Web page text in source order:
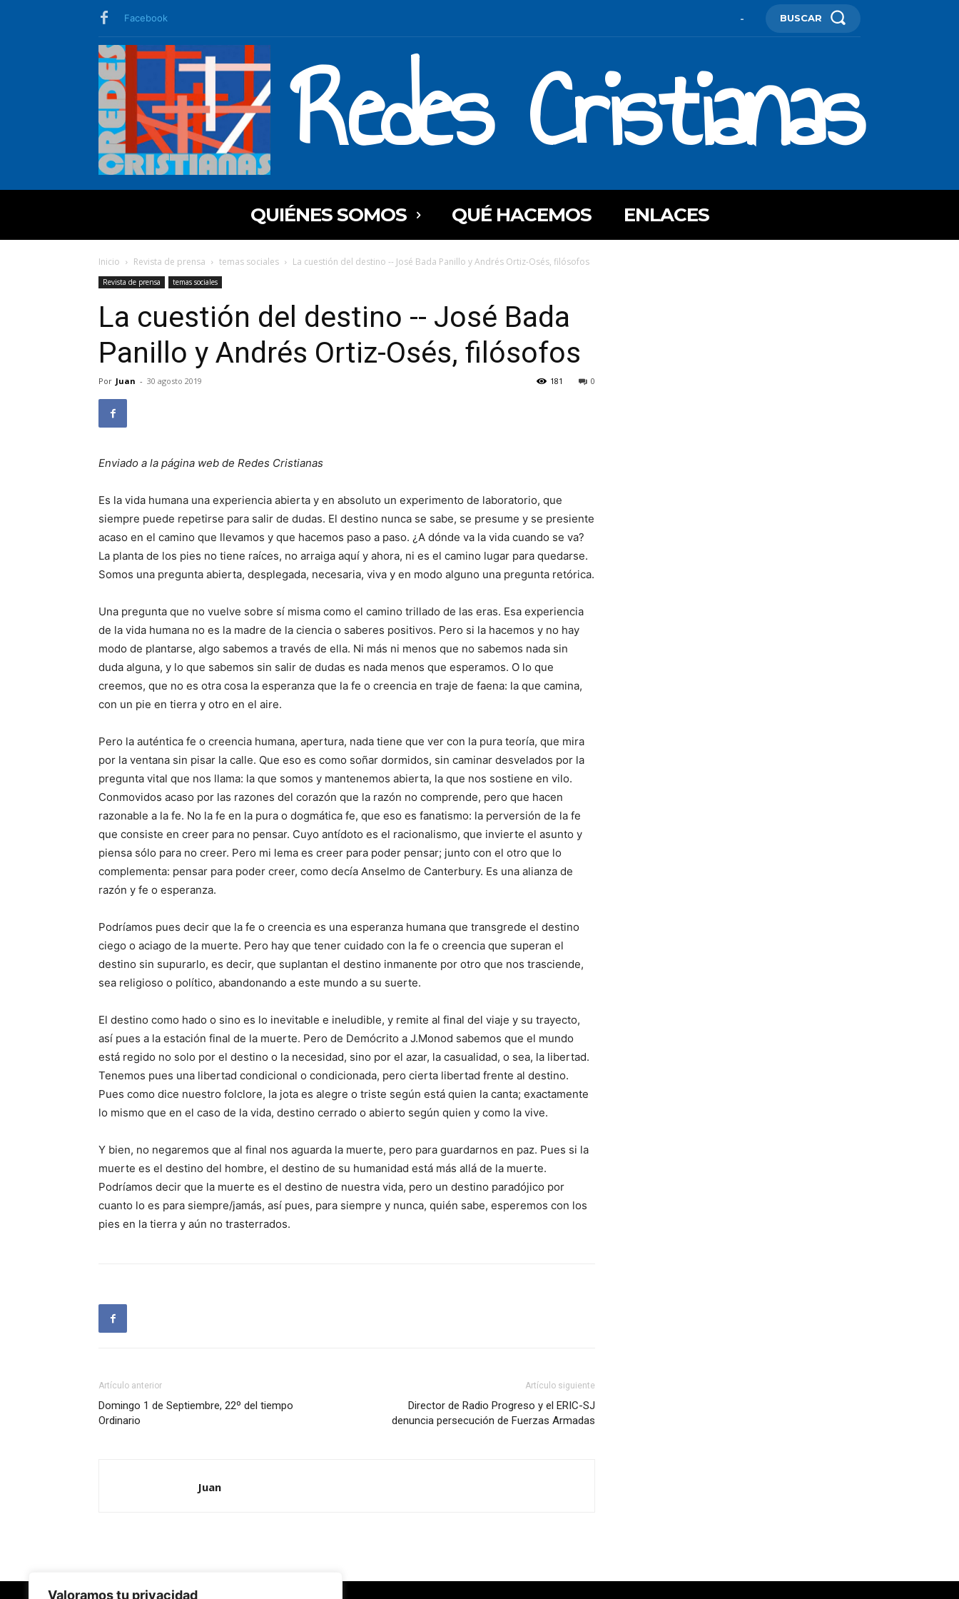
Valoramos tu privacidad
Facebook - BUSCAR
Redes Cristianas
QUIÉNES SOMOS QUÉ HACEMOS ENLACES
Inicio Revista de prensa temas sociales La cuestión del destino -- José Bada Panillo y Andrés Ortiz-Osés, filósofos
Revista de prensa temas sociales
La cuestión del destino -- José Bada
Panillo y Andrés Ortiz-Osés, filósofos
Por Juan - 30 agosto 2019 0
181
Enviado a la página web de Redes Cristianas
Es la vida humana una experiencia abierta y en absoluto un experimento de laboratorio, que
siempre puede repetirse para salir de dudas. El destino nunca se sabe, se presume y se presiente
acaso en el camino que llevamos y que hacemos paso a paso. ¿A dónde va la vida cuando se va?
La planta de los pies no tiene raíces, no arraiga aquí y ahora, ni es el camino lugar para quedarse.
Somos una pregunta abierta, desplegada, necesaria, viva y en modo alguno una pregunta retórica.
Una pregunta que no vuelve sobre sí misma como el camino trillado de las eras. Esa experiencia
de la vida humana no es la madre de la ciencia o saberes positivos. Pero si la hacemos y no hay
modo de plantarse, algo sabemos a través de ella. Ni más ni menos que no sabemos nada sin
duda alguna, y lo que sabemos sin salir de dudas es nada menos que esperamos. O lo que
creemos, que no es otra cosa la esperanza que la fe o creencia en traje de faena: la que camina,
con un pie en tierra y otro en el aire.
Pero la auténtica fe o creencia humana, apertura, nada tiene que ver con la pura teoría, que mira
por la ventana sin pisar la calle. Que eso es como soñar dormidos, sin caminar desvelados por la
pregunta vital que nos llama: la que somos y mantenemos abierta, la que nos sostiene en vilo.
Conmovidos acaso por las razones del corazón que la razón no comprende, pero que hacen
razonable a la fe. No la fe en la pura o dogmática fe, que eso es fanatismo: la perversión de la fe
que consiste en creer para no pensar. Cuyo antídoto es el racionalismo, que invierte el asunto y
piensa sólo para no creer. Pero mi lema es creer para poder pensar; junto con el otro que lo
complementa: pensar para poder creer, como decía Anselmo de Canterbury. Es una alianza de
razón y fe o esperanza.
Podríamos pues decir que la fe o creencia es una esperanza humana que transgrede el destino
ciego o aciago de la muerte. Pero hay que tener cuidado con la fe o creencia que superan el
destino sin supurarlo, es decir, que suplantan el destino inmanente por otro que nos trasciende,
sea religioso o político, abandonando a este mundo a su suerte.
El destino como hado o sino es lo inevitable e ineludible, y remite al final del viaje y su trayecto,
así pues a la estación final de la muerte. Pero de Demócrito a J.Monod sabemos que el mundo
está regido no solo por el destino o la necesidad, sino por el azar, la casualidad, o sea, la libertad.
Tenemos pues una libertad condicional o condicionada, pero cierta libertad frente al destino.
Pues como dice nuestro folclore, la jota es alegre o triste según está quien la canta; exactamente
lo mismo que en el caso de la vida, destino cerrado o abierto según quien y como la vive.
Y bien, no negaremos que al final nos aguarda la muerte, pero para guardarnos en paz. Pues si la
muerte es el destino del hombre, el destino de su humanidad está más allá de la muerte.
Podríamos decir que la muerte es el destino de nuestra vida, pero un destino paradójico por
cuanto lo es para siempre/jamás, así pues, para siempre y nunca, quién sabe, esperemos con los
pies en la tierra y aún no trasterrados.
Artículo anterior
Domingo 1 de Septiembre, 22º del tiempo
Ordinario
Artículo siguiente
Director de Radio Progreso y el ERIC-SJ
denuncia persecución de Fuerzas Armadas
Juan